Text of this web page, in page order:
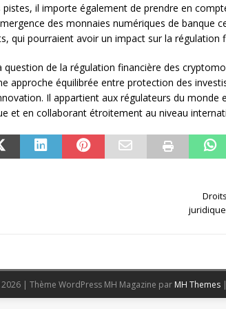
pistes, il importe également de prendre en
des monnaies numériques de banque
qui pourraient avoir un impact sur la régulation
question de la régulation financière des
approche équilibrée entre protection des
Il appartient aux régulateurs du
et en collaborant étroitement au niveau
| Thème WordPress MH Magazine par MH Themes |